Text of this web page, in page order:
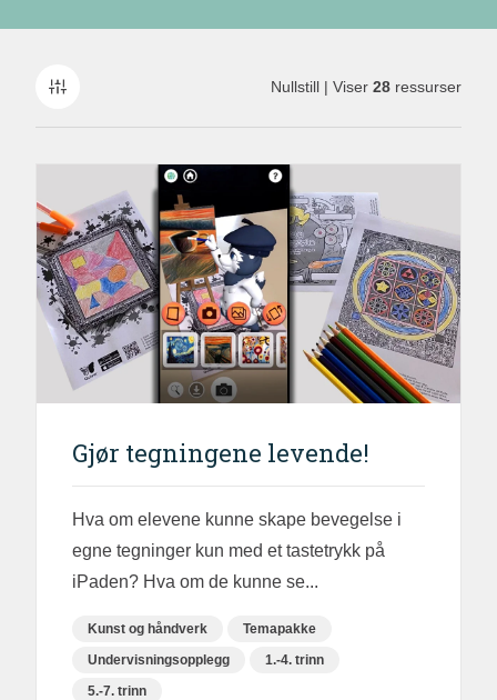
Nullstill | Viser 28 ressurser
Gjør tegningene levende!
Hva om elevene kunne skape bevegelse i
egne tegninger kun med et tastetrykk på
iPaden? Hva om de kunne se...
Kunst og håndverk
Temapakke
Undervisningsopplegg
1.-4. trinn
5.-7. trinn